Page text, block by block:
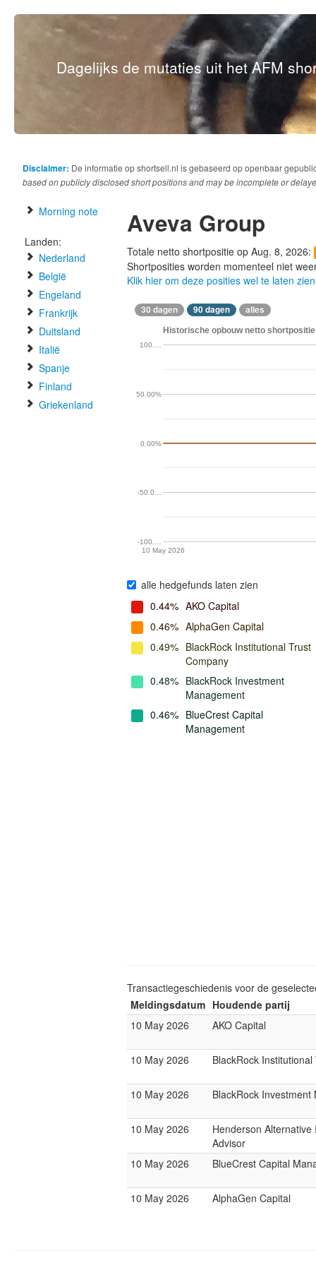
Dagelijks de mutaties uit het AFM
Disclaimer: De informatie op shortsell.nl is gebaseerd op openbaar
based on publicly disclosed short positions and may be incomplete or
Morning note
Landen:
Nederland
België
Engeland
Frankrijk
Duitsland
Italië
Spanje
Finland
Griekenland
Aveva Group
Totale netto shortpositie op Aug. 8, 2026:
Shortposities worden momenteel niet
Klik hier om deze posities wel te laten zien
30 dagen 90 dagen alles
Historische opbouw netto
10 May 2026
-100.…
-50.0…
0.00%
50.00%
100.…
alle hedgefunds laten zien
0.44% AKO Capital
0.46% AlphaGen Capital
0.49% BlackRock Institutional Trust
Company
0.48% BlackRock Investment
Management
0.46% BlueCrest Capital
Management
Transactiegeschiedenis voor de
Meldingsdatum Houdende partij
10 May 2026
AKO Capital
10 May 2026 BlackRock
10 May 2026 BlackRock Investment
10 May 2026
Henderson Alternative
Advisor
10 May 2026
BlueCrest Capital
10 May 2026 AlphaGen Capital